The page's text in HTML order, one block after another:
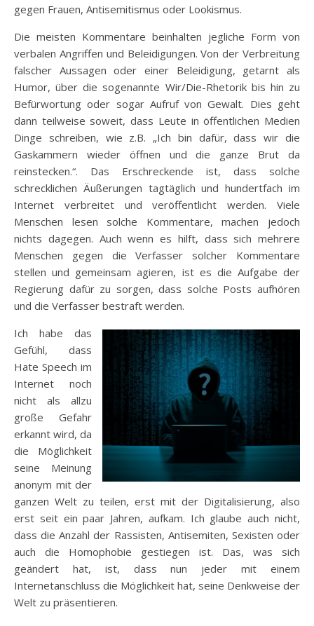
gegen Frauen, Antisemitismus oder Lookismus.
Die meisten Kommentare beinhalten jegliche Form von
verbalen Angriffen und Beleidigungen. Von der Verbreitung
falscher Aussagen oder einer Beleidigung, getarnt als
Humor, über die sogenannte Wir/Die-Rhetorik bis hin zu
Befürwortung oder sogar Aufruf von Gewalt. Dies geht
dann teilweise soweit, dass Leute in öffentlichen Medien
Dinge schreiben, wie z.B. „Ich bin dafür, dass wir die
Gaskammern wieder öffnen und die ganze Brut da
reinstecken.“. Das Erschreckende ist, dass solche
schrecklichen Äußerungen tagtäglich und hundertfach im
Internet verbreitet und veröffentlicht werden. Viele
Menschen lesen solche Kommentare, machen jedoch
nichts dagegen. Auch wenn es hilft, dass sich mehrere
Menschen gegen die Verfasser solcher Kommentare
stellen und gemeinsam agieren, ist es die Aufgabe der
Regierung dafür zu sorgen, dass solche Posts aufhören
und die Verfasser bestraft werden.
Ich habe das
Gefühl, dass
Hate Speech im
Internet noch
nicht als allzu
große Gefahr
erkannt wird, da
die Möglichkeit
seine Meinung
anonym mit der
ganzen Welt zu teilen, erst mit der Digitalisierung, also
erst seit ein paar Jahren, aufkam. Ich glaube auch nicht,
dass die Anzahl der Rassisten, Antisemiten, Sexisten oder
auch die Homophobie gestiegen ist. Das, was sich
geändert hat, ist, dass nun jeder mit einem
Internetanschluss die Möglichkeit hat, seine Denkweise der
Welt zu präsentieren.